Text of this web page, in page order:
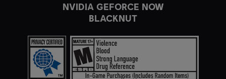
NVIDIA GEFORCE NOW
BLACKNUT